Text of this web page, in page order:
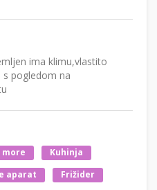
ima klimu,vlastito
pogledom na
more
Kuhinja
aparat
Frižider